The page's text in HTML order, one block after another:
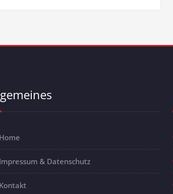
Home
Impressum & Datenschutz
Kontakt